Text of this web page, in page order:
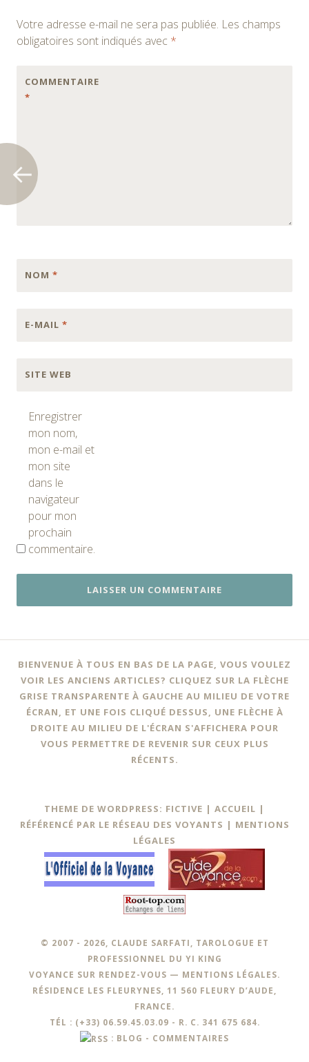
des
articles
Votre adresse e-mail ne sera pas publiée. Les champs
obligatoires sont indiqués avec *
COMMENTAIRE
*
NOM *
E-MAIL *
SITE WEB
Enregistrer
mon nom,
mon e-mail et
mon site
dans le
navigateur
pour mon
prochain
commentaire.
BIENVENUE À TOUS EN BAS DE LA PAGE, VOUS VOULEZ
VOIR LES ANCIENS ARTICLES? CLIQUEZ SUR LA FLÈCHE
GRISE TRANSPARENTE À GAUCHE AU MILIEU DE VOTRE
ÉCRAN, ET UNE FOIS CLIQUÉ DESSUS, UNE FLÈCHE À
DROITE AU MILIEU DE L'ÉCRAN S'AFFICHERA POUR
VOUS PERMETTRE DE REVENIR SUR CEUX PLUS
RÉCENTS.
THEME DE WORDPRESS: FICTIVE | ACCUEIL |
RÉFÉRENCÉ PAR LE RÉSEAU DES VOYANTS | MENTIONS
LÉGALES
© 2007 - 2026, CLAUDE SARFATI, TAROLOGUE ET
PROFESSIONNEL DU YI KING
VOYANCE SUR RENDEZ-VOUS — MENTIONS LÉGALES.
RÉSIDENCE LES FLEURYNES, 11 560 FLEURY D’AUDE,
FRANCE.
TÉL : (+33) 06.59.45.03.09 - R. C. 341 675 684.
: BLOG - COMMENTAIRES